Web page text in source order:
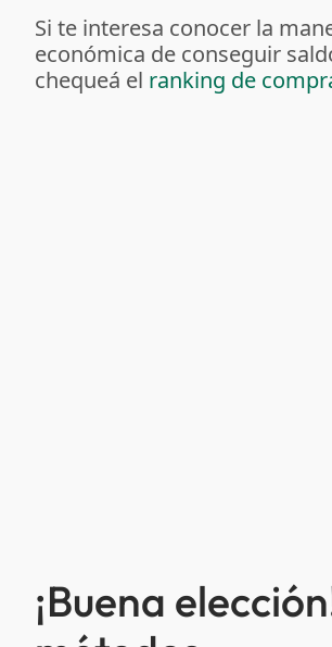
Si te interesa conocer la
económica de conseguir
chequeá el ranking de
¡Buena